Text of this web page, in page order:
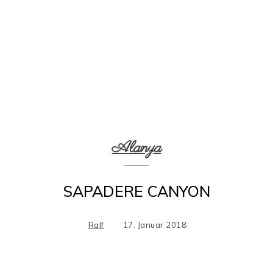
Alanya
SAPADERE CANYON
Ralf 17. Januar 2018